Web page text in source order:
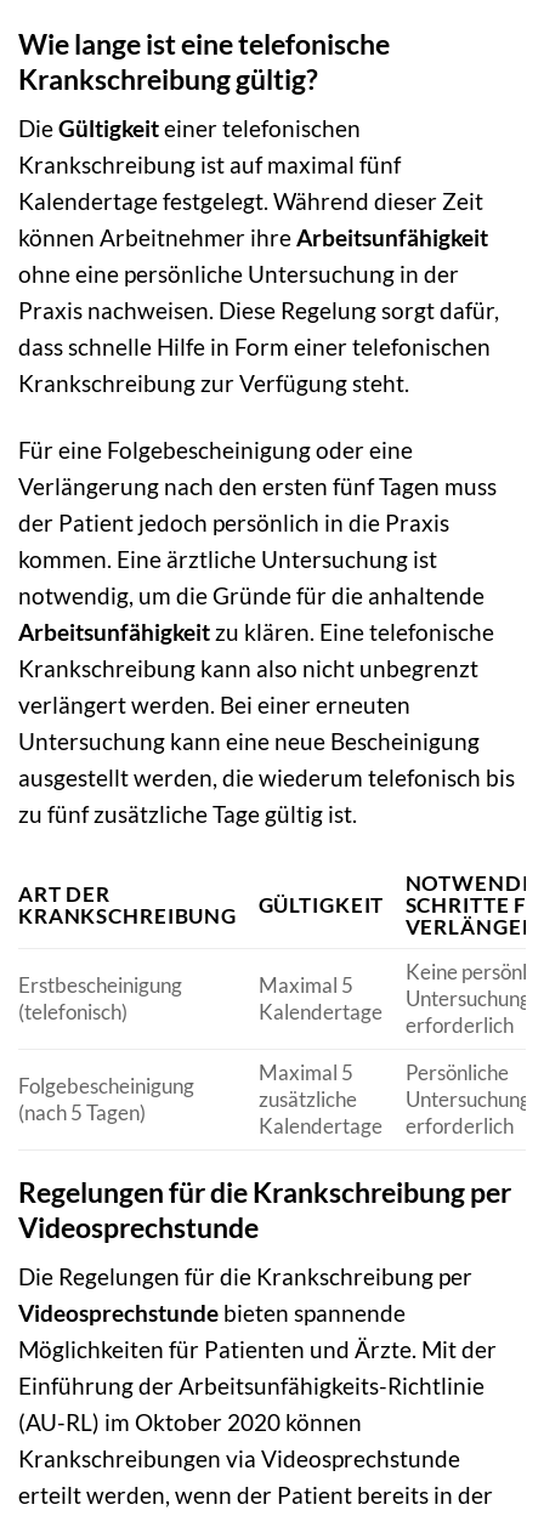
Wie lange ist eine telefonische
Krankschreibung gültig?
DieGültigkeiteiner telefonischen
Krankschreibung ist auf maximal fünf
Kalendertage festgelegt. Während dieser Zeit
können Arbeitnehmer ihreArbeitsunfähigkeit
ohne eine persönliche Untersuchung in der
Praxis nachweisen. Diese Regelung sorgt dafür,
dass schnelle Hilfe in Form einer telefonischen
Krankschreibung zur Verfügung steht.
Für eine Folgebescheinigung oder eine
Verlängerung nach den ersten fünf Tagen muss
der Patient jedoch persönlich in die Praxis
kommen. Eine ärztliche Untersuchung ist
notwendig, um die Gründe für die anhaltende
Arbeitsunfähigkeit zu klären. Eine telefonische
Krankschreibung kann also nicht unbegrenzt
verlängert werden. Bei einer erneuten
Untersuchung kann eine neue Bescheinigung
ausgestellt werden, die wiederum telefonisch bis
zu fünf zusätzliche Tage gültig ist.
ART DER
KRANKSCHREIBUNG
GÜLTIGKEIT
SCHRITTE
Erstbescheinigung
(telefonisch)
Maximal 5
Kalendertage
Keine
Untersuchung
erforderlich
Folgebescheinigung
(nach 5 Tagen)
Maximal 5
zusätzliche
Kalendertage
Persönliche
Untersuchung
erforderlich
Regelungen für die Krankschreibung per
Videosprechstunde
Die Regelungen für die Krankschreibung per
Videosprechstunde bieten spannende
Möglichkeiten für Patienten und Ärzte. Mit der
Einführung der Arbeitsunfähigkeits-Richtlinie
(AU-RL) im Oktober 2020 können
Krankschreibungen via Videosprechstunde
erteilt werden, wenn der Patient bereits in der